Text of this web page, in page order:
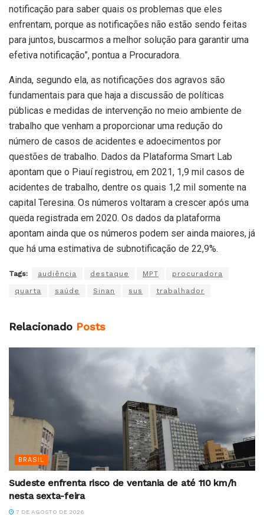
notificação para saber quais os problemas que eles
enfrentam, porque as notificações não estão sendo feitas
para juntos, buscarmos a melhor solução para garantir uma
efetiva notificação”, pontua a Procuradora.
Ainda, segundo ela, as notificações dos agravos são
fundamentais para que haja a discussão de políticas
públicas e medidas de intervenção no meio ambiente de
trabalho que venham a proporcionar uma redução do
número de casos de acidentes e adoecimentos por
questões de trabalho. Dados da Plataforma Smart Lab
apontam que o Piauí registrou, em 2021, 1,9 mil casos de
acidentes de trabalho, dentre os quais 1,2 mil somente na
capital Teresina. Os números voltaram a crescer após uma
queda registrada em 2020. Os dados da plataforma
apontam ainda que os números podem ser ainda maiores, já
que há uma estimativa de subnotificação de 22,9%.
Tags: audiência destaque MPT procuradora
quarta saúde Sinan sus trabalhador
Relacionado Posts
BRASIL
Sudeste enfrenta risco de ventania de até 110 km/h
nesta sexta-feira
7 DE AGOSTO DE 2026